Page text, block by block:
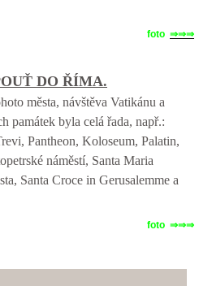
foto ⇒⇒⇒
DO ŘÍMA.
města, návštěva Vatikánu a
památek byla celá řada, např.:
Pantheon, Koloseum, Palatin,
náměstí, Santa Maria
Santa Croce in Gerusalemme a
foto ⇒⇒⇒